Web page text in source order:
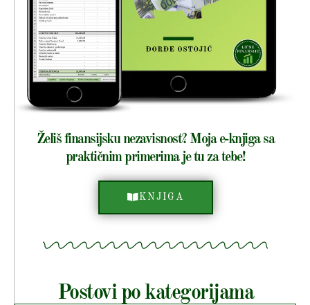
Želiš finansijsku nezavisnost? Moja e-knjiga sa
praktičnim primerima je tu za tebe!
KNJIGA
Postovi po kategorijama